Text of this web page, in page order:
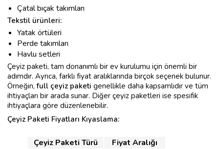
Çatal bıçak takımları
Tekstil ürünleri:
Yatak örtüleri
Perde takımları
Havlu setleri
Çeyiz paketi, tam donanımlı bir ev kurulumu için önemli bir
adımdır. Ayrıca, farklı fiyat aralıklarında birçok seçenek bulunur.
Örneğin,full çeyiz paketi genellikle daha kapsamlıdır ve tüm
ihtiyaçları bir arada sunar. Diğer çeyiz paketleri ise spesifik
ihtiyaçlara göre düzenlenebilir.
Çeyiz Paketi Fiyatları Kıyaslama:
Çeyiz Paketi Türü
Fiyat Aralığı